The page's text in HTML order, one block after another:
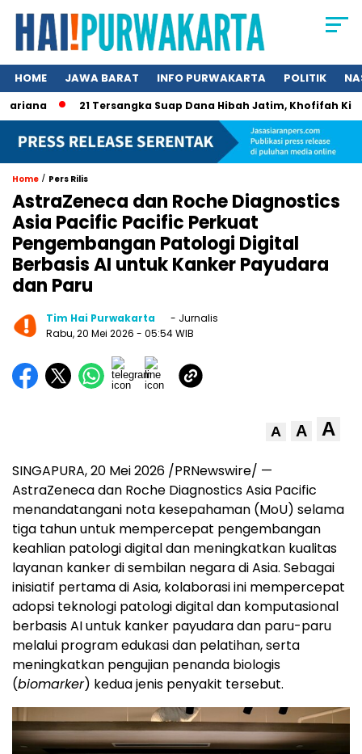
HOME JAWA BARAT INFO PURWAKARTA POLITIK
21 Tersangka Suap Dana Hibah Jatim, Khofifah Kini
Home / Pers Rilis
AstraZeneca dan Roche Diagnostics
Asia Pacific Pacific Perkuat
Pengembangan Patologi Digital
Berbasis AI untuk Kanker Payudara
dan Paru
Tim Hai Purwakarta
- Jurnalis
Rabu, 20 Mei 2026 - 05:54 WIB
A A A
SINGAPURA,20 Mei 2026 /PRNewswire/ —
AstraZeneca dan Roche Diagnostics Asia Pacific
menandatangani nota kesepahaman (MoU) selama
tiga tahun untuk mempercepat pengembangan
keahlian patologi digital dan meningkatkan kualitas
layanan kanker di sembilan negara di Asia. Sebagai
inisiatif pertama di Asia, kolaborasi ini mempercepat
adopsi teknologi patologi digital dan komputasional
berbasis AI untuk kanker payudara dan paru-paru
melalui program edukasi dan pelatihan, serta
meningkatkan pengujian penanda biologis
(biomarker) kedua jenis penyakit tersebut.